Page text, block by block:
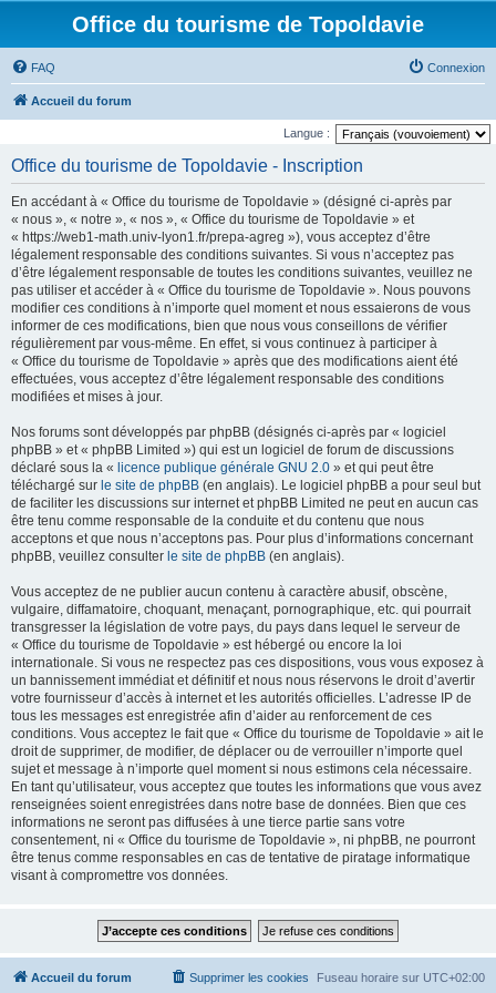
Office du tourisme de Topoldavie
FAQ Connexion
Accueil du forum
Langue :
Office du tourisme de Topoldavie - Inscription
En accédant à « Office du tourisme de Topoldavie » (désigné ci-après par
« nous », « notre », « nos », « Office du tourisme de Topoldavie » et
« https://web1-math.univ-lyon1.fr/prepa-agreg »), vous acceptez d’être
légalement responsable des conditions suivantes. Si vous n’acceptez pas
d’être légalement responsable de toutes les conditions suivantes, veuillez ne
pas utiliser et accéder à « Office du tourisme de Topoldavie ». Nous pouvons
modifier ces conditions à n’importe quel moment et nous essaierons de vous
informer de ces modifications, bien que nous vous conseillons de vérifier
régulièrement par vous-même. En effet, si vous continuez à participer à
« Office du tourisme de Topoldavie » après que des modifications aient été
effectuées, vous acceptez d’être légalement responsable des conditions
modifiées et mises à jour.
Nos forums sont développés par phpBB (désignés ci-après par « logiciel
phpBB » et « phpBB Limited ») qui est un logiciel de forum de discussions
déclaré sous la « licence publique générale GNU 2.0 » et qui peut être
téléchargé sur le site de phpBB (en anglais). Le logiciel phpBB a pour seul but
de faciliter les discussions sur internet et phpBB Limited ne peut en aucun cas
être tenu comme responsable de la conduite et du contenu que nous
acceptons et que nous n’acceptons pas. Pour plus d’informations concernant
phpBB, veuillez consulter le site de phpBB (en anglais).
Vous acceptez de ne publier aucun contenu à caractère abusif, obscène,
vulgaire, diffamatoire, choquant, menaçant, pornographique, etc. qui pourrait
transgresser la législation de votre pays, du pays dans lequel le serveur de
« Office du tourisme de Topoldavie » est hébergé ou encore la loi
internationale. Si vous ne respectez pas ces dispositions, vous vous exposez à
un bannissement immédiat et définitif et nous nous réservons le droit d’avertir
votre fournisseur d’accès à internet et les autorités officielles. L’adresse IP de
tous les messages est enregistrée afin d’aider au renforcement de ces
conditions. Vous acceptez le fait que « Office du tourisme de Topoldavie » ait le
droit de supprimer, de modifier, de déplacer ou de verrouiller n’importe quel
sujet et message à n’importe quel moment si nous estimons cela nécessaire.
En tant qu’utilisateur, vous acceptez que toutes les informations que vous avez
renseignées soient enregistrées dans notre base de données. Bien que ces
informations ne seront pas diffusées à une tierce partie sans votre
consentement, ni « Office du tourisme de Topoldavie », ni phpBB, ne pourront
être tenus comme responsables en cas de tentative de piratage informatique
visant à compromettre vos données.
Accueil du forum Fuseau horaire sur UTC+02:00
Supprimer les cookies